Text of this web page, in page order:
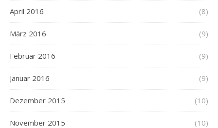
April 2016 (8)
März 2016 (9)
Februar 2016 (9)
Januar 2016 (9)
Dezember 2015 (10)
November 2015 (10)